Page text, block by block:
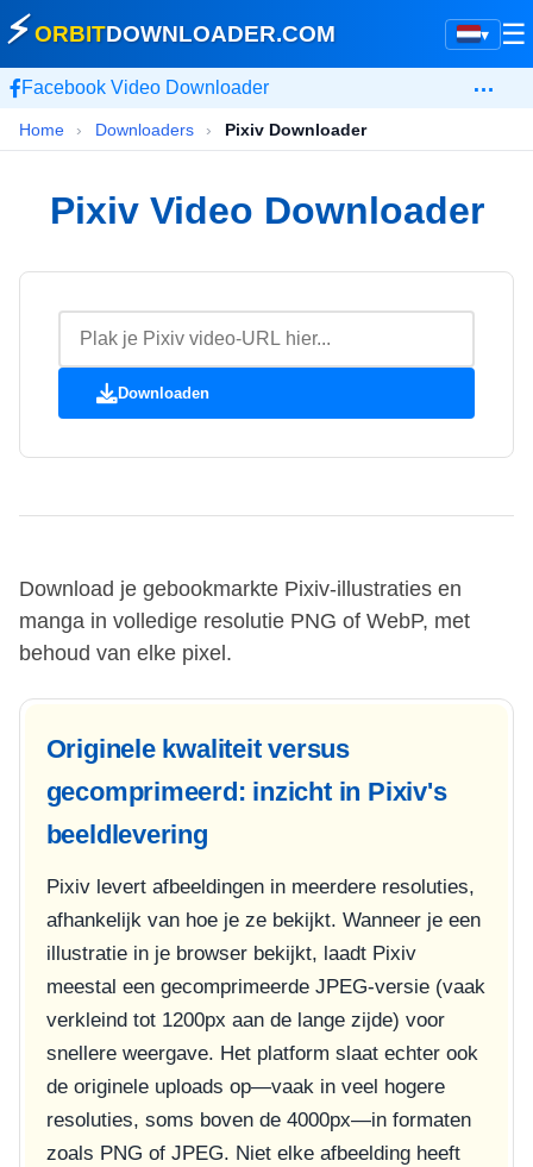
▾
⚡ORBITDOWNLOADER.COM ☰
Facebook Video Downloader …
Home › Downloaders › Pixiv Downloader
Pixiv Video Downloader
Downloaden
Download je gebookmarkte Pixiv-illustraties en
manga in volledige resolutie PNG of WebP, met
behoud van elke pixel.
Originele kwaliteit versus
gecomprimeerd: inzicht in Pixiv's
beeldlevering
Pixiv levert afbeeldingen in meerdere resoluties,
afhankelijk van hoe je ze bekijkt. Wanneer je een
illustratie in je browser bekijkt, laadt Pixiv
meestal een gecomprimeerde JPEG-versie (vaak
verkleind tot 1200px aan de lange zijde) voor
snellere weergave. Het platform slaat echter ook
de originele uploads op—vaak in veel hogere
resoluties, soms boven de 4000px—in formaten
zoals PNG of JPEG. Niet elke afbeelding heeft